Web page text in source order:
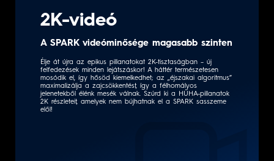
mosódik el, így hősöd kiemelkedhet; az „éjszakai algoritmus”
maximalizálja a zajcsökkentést, így a félhomályos
2K részleteit, amelyek nem bújhatnak el a SPARK sasszeme
elől!